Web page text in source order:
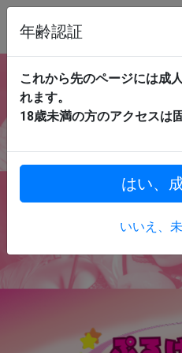
年齢認証
これから先のページには成
れます。
18歳未満の方のアクセスは
はい、
いいえ、